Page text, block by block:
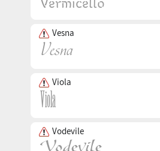
Vesna
Viola
Vodevile